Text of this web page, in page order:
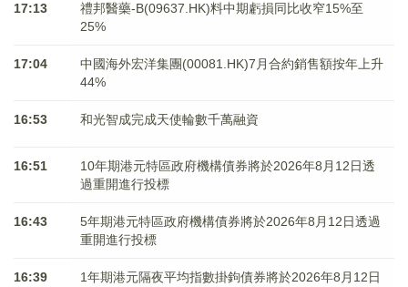
17:13
禮邦醫藥-B(09637.HK)料中期虧損同比收窄15%至
25%
17:04
中國海外宏洋集團(00081.HK)7月合約銷售額按年上升
44%
16:53 和光智成完成天使輪數千萬融資
16:51
10年期港元特區政府機構債券將於2026年8月12日透
過重開進行投標
16:43
5年期港元特區政府機構債券將於2026年8月12日透過
重開進行投標
16:39
1年期港元隔夜平均指數掛鉤債券將於2026年8月12日